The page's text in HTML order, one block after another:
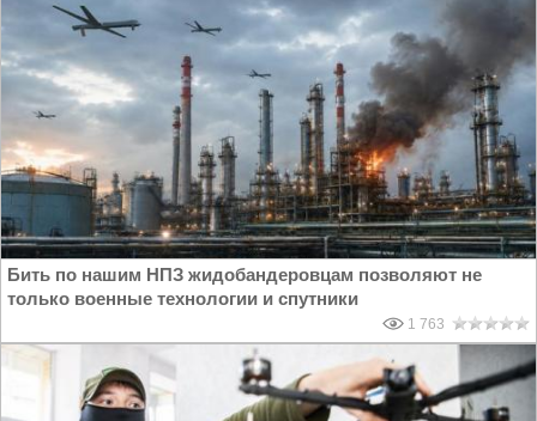
Бить по нашим НПЗ жидобандеровцам позволяют не
только военные технологии и спутники
1 763